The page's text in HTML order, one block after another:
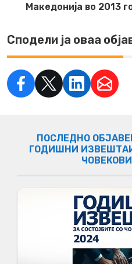
Македонија во 2013
Сподели ја оваа
ПОСЛЕДНО
ГОДИШНИ